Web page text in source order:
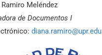
Meléndez
de Documentos I
diana.ramiro@upr.edu